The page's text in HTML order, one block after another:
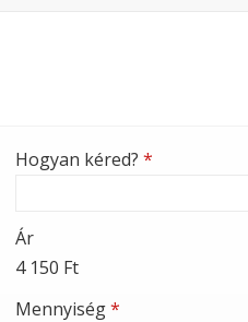
Hogyan kéred? *
Ár
4 150 Ft
Mennyiség*